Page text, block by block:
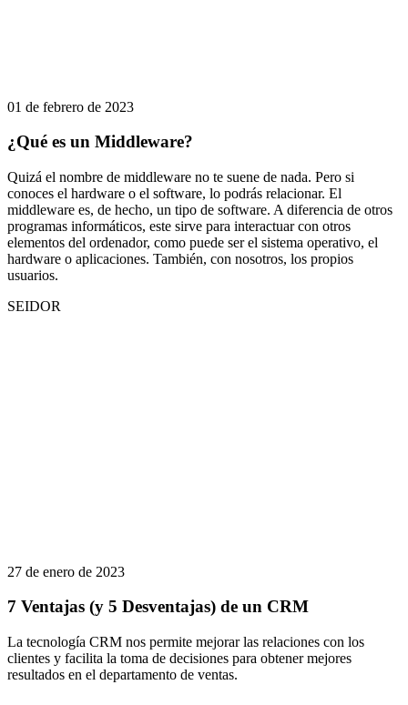
01 de febrero de 2023
¿Qué es un Middleware?
Quizá el nombre de middleware no te suene de nada. Pero si
conoces el hardware o el software, lo podrás relacionar. El
middleware es, de hecho, un tipo de software. A diferencia de otros
programas informáticos, este sirve para interactuar con otros
elementos del ordenador, como puede ser el sistema operativo, el
hardware o aplicaciones. También, con nosotros, los propios
usuarios.
SEIDOR
27 de enero de 2023
7 Ventajas (y 5 Desventajas) de un CRM
La tecnología CRM nos permite mejorar las relaciones con los
clientes y facilita la toma de decisiones para obtener mejores
resultados en el departamento de ventas.